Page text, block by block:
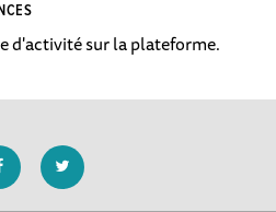
d'activité sur la plateforme.